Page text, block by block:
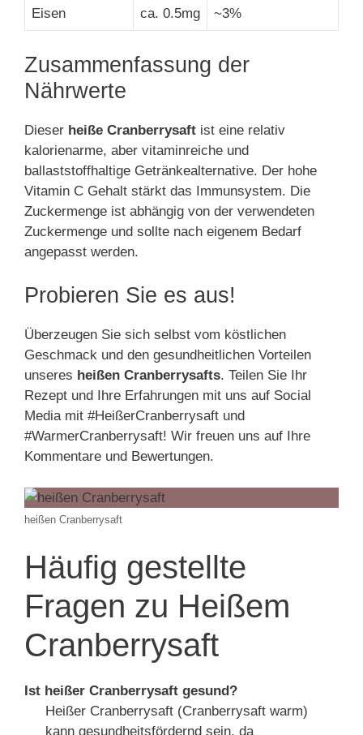
Eisen ca. 0.5mg ~3%
Zusammenfassung der
Nährwerte
Dieser heiße Cranberrysaft ist eine relativ
kalorienarme, aber vitaminreiche und
ballaststoffhaltige Getränkealternative. Der hohe
Vitamin C Gehalt stärkt das Immunsystem. Die
Zuckermenge ist abhängig von der verwendeten
Zuckermenge und sollte nach eigenem Bedarf
angepasst werden.
Probieren Sie es aus!
Überzeugen Sie sich selbst vom köstlichen
Geschmack und den gesundheitlichen Vorteilen
unseres heißen Cranberrysafts. Teilen Sie Ihr
Rezept und Ihre Erfahrungen mit uns auf Social
Media mit #HeißerCranberrysaft und
#WarmerCranberrysaft! Wir freuen uns auf Ihre
Kommentare und Bewertungen.
heißen Cranberrysaft
Häufig gestellte
Fragen zu Heißem
Cranberrysaft
Ist heißer Cranberrysaft gesund?
Heißer Cranberrysaft (Cranberrysaft warm)
kann gesundheitsfördernd sein, da